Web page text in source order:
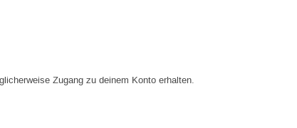
Zugang zu deinem Konto erhalten.